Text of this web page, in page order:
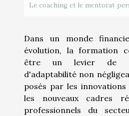
Le coaching et le mentorat
Dans un monde
évolution, la formation
être un levier de
d'adaptabilité non
posés par les
les nouveaux cadres
professionnels du